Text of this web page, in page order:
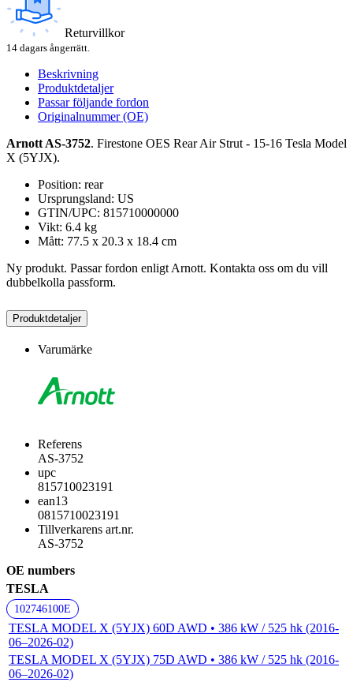
Returvillkor
14 dagars ångerrätt.
Beskrivning
Produktdetaljer
Passar följande fordon
Originalnummer (OE)
Arnott AS-3752. Firestone OES Rear Air Strut - 15-16 Tesla Model
X (5YJX).
Position: rear
Ursprungsland: US
GTIN/UPC: 815710000000
Vikt: 6.4 kg
Mått: 77.5 x 20.3 x 18.4 cm
Ny produkt. Passar fordon enligt Arnott. Kontakta oss om du vill
dubbelkolla passform.
Produktdetaljer
Varumärke
Referens
AS-3752
upc
815710023191
ean13
0815710023191
Tillverkarens art.nr.
AS-3752
OE numbers
TESLA
102746100E
TESLA MODEL X (5YJX) 60D AWD • 386 kW / 525 hk (2016-
06–2026-02)
TESLA MODEL X (5YJX) 75D AWD • 386 kW / 525 hk (2016-
06–2026-02)